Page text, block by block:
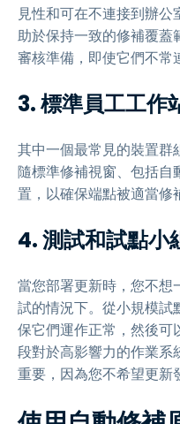
見性和可在不連接到辦
助於保持一致的修補覆蓋
審核準備，即使它們不常
3. 標準員工工作
其中一個最常見的裝置群
隨標準修補視窗、包括自
置，以確保端點被適當修
4. 測試和試點小
當您部署更新時，您不想
試的情況下。從小規模試
保它們運作正常，然後可
段對於高影響力的作業系
重要，因為您不希望更新